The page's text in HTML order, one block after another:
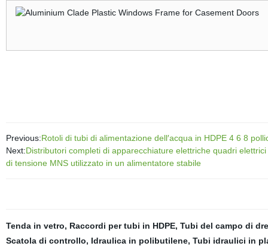
Previous:Rotoli di tubi di alimentazione dell′acqua in HDPE 4 6 8
Next:Distributori completi di apparecchiature elettriche quadri
di tensione MNS utilizzato in un alimentatore stabile
Tenda in vetro, Raccordi per tubi in HDPE, Tubi del campo di
Scatola di controllo, Idraulica in polibutilene, Tubi idraulici in